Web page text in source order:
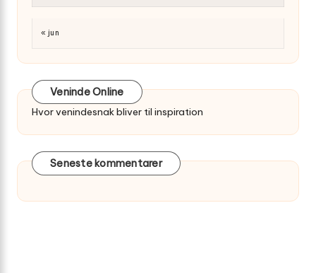
« jun
Veninde Online
Hvor venindesnak bliver til inspiration
Seneste kommentarer